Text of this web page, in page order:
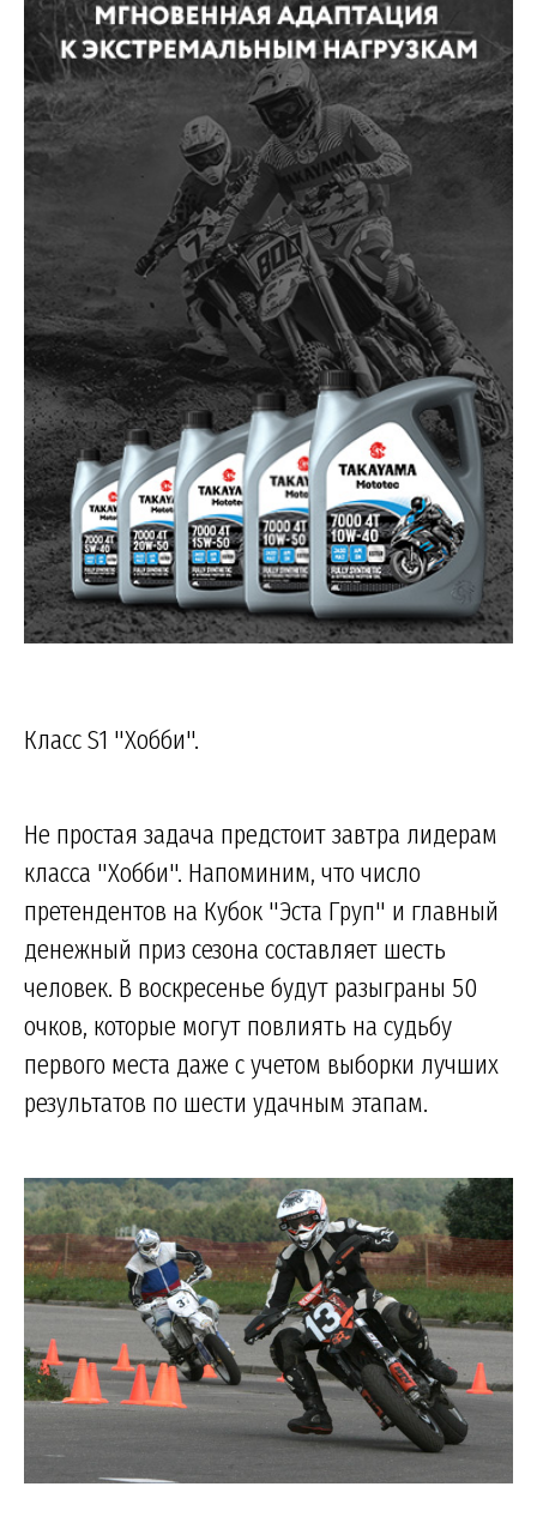
Класс S1 "Хобби".
Не простая задача предстоит завтра лидерам
класса "Хобби". Напоминим, что число
претендентов на Кубок "Эста Груп" и главный
денежный приз сезона составляет шесть
человек. В воскресенье будут разыграны 50
очков, которые могут повлиять на судьбу
первого места даже с учетом выборки лучших
результатов по шести удачным этапам.